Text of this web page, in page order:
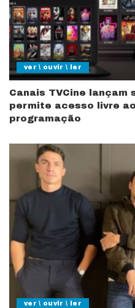
ver \ ouvir \ ler
Canais TVCine lançam
permite acesso livre
programação
ver \ ouvir \ ler